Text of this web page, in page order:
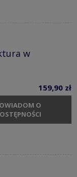
w
159,90 zł
O